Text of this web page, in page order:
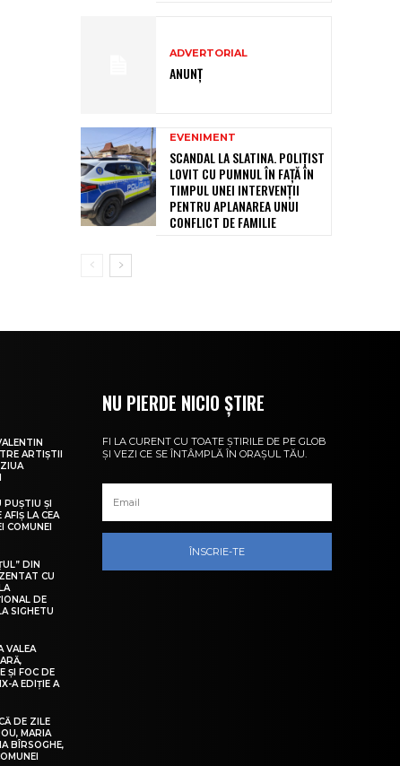
ADVERTORIAL
ANUNȚ
EVENIMENT
SCANDAL LA SLATINA. POLIȚIST
LOVIT CU PUMNUL ÎN FAȚĂ ÎN
TIMPUL UNEI INTERVENȚII
PENTRU APLANAREA UNUI
CONFLICT DE FAMILIE
ARTIȘTII
ZIUA
PUȘTIU ȘI
AFIȘ LA CEA
COMUNEI
DIN
CU
DE
SIGHETU
VALEA
ȘI FOC DE
A EDIȚIE A
DE ZILE
MARIA
BÎRSOGHE,
NU PIERDE NICIO ȘTIRE
FI LA CURENT CU TOATE ȘTIRILE DE PE GLOB
ȘI VEZI CE SE ÎNTÂMPLĂ ÎN ORAȘUL TĂU.
ÎNSCRIE-TE